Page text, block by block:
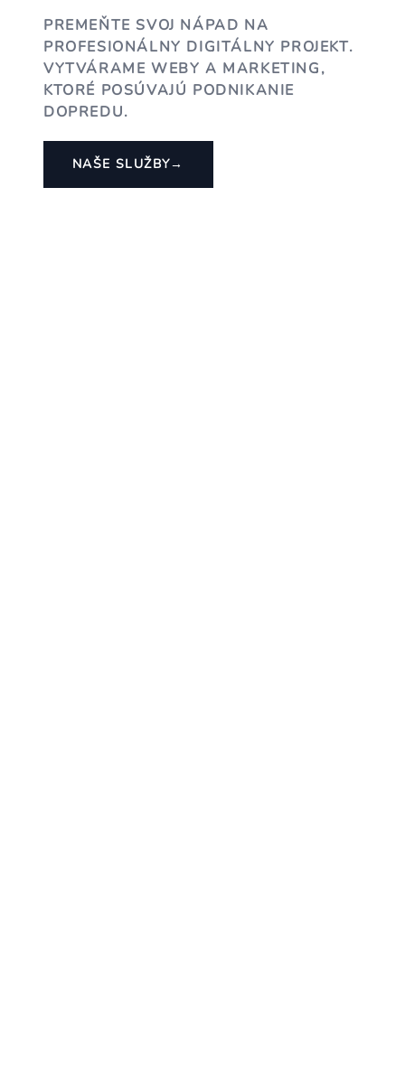
PREMEŇTE SVOJ NÁPAD NA
PROFESIONÁLNY DIGITÁLNY PROJEKT.
VYTVÁRAME WEBY A MARKETING,
KTORÉ POSÚVAJÚ PODNIKANIE
DOPREDU.
NAŠE SLUŽBY→